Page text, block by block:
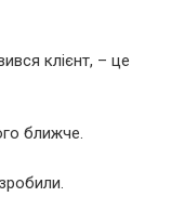
клієнт, – це
ближче.